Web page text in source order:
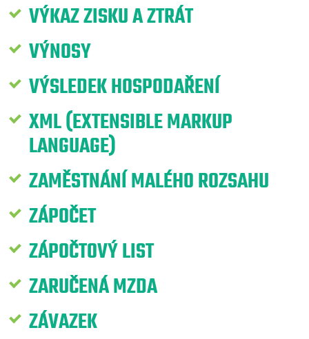
VÝKAZ ZISKU A ZTRÁT
VÝNOSY
VÝSLEDEK HOSPODAŘENÍ
XML (EXTENSIBLE MARKUP
LANGUAGE)
ZAMĚSTNÁNÍ MALÉHO ROZSAHU
ZÁPOČET
ZÁPOČTOVÝ LIST
ZARUČENÁ MZDA
ZÁVAZEK